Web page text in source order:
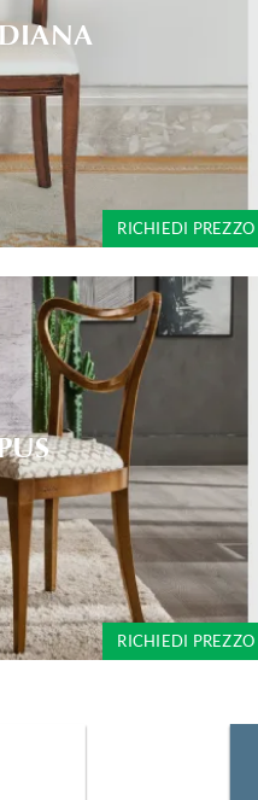
RICHIEDI PREZZO
RICHIEDI PREZZO